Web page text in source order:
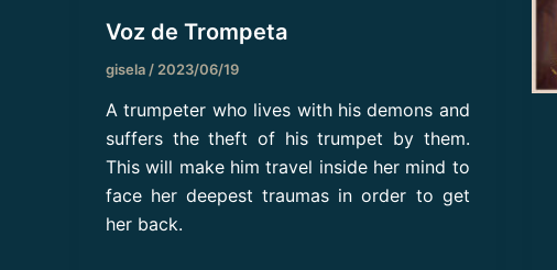
Voz de Trompeta
gisela / 2023/06/19
A trumpeter who lives with his demons and
suffers the theft of his trumpet by them.
This will make him travel inside her mind to
face her deepest traumas in order to get
her back.